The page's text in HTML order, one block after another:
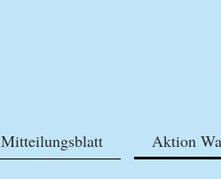
Mitteilungsblatt Aktion